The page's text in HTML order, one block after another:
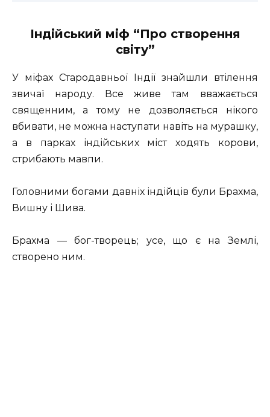
Індійський міф “Про створення
світу”
У міфах Стародавньої Індії знайшли втілення
звичаї народу. Все живе там вважається
священним, а тому не дозволяється нікого
вбивати, не можна наступати навіть на мурашку,
а в парках індійських міст ходять корови,
стрибають мавпи.
Головними богами давніх індійців були Брахма,
Вишну і Шива.
Брахма — бог-творець; усе, що є на Землі,
створено ним.